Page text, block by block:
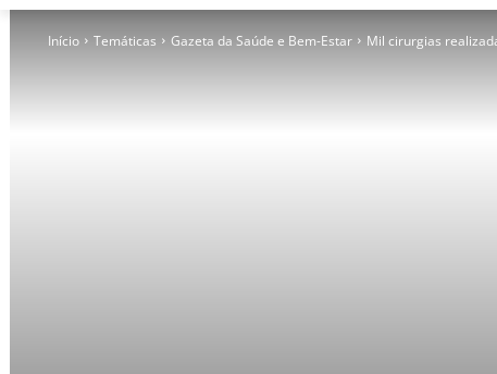
Início Temáticas Gazeta da Saúde e Bem-Estar Mil cirurgias